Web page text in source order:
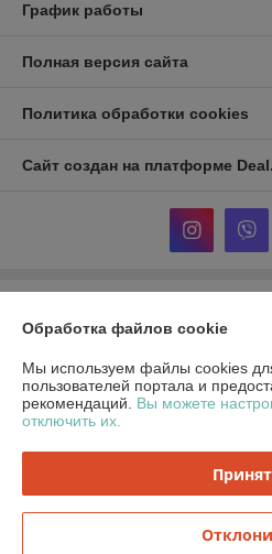
График работы
Полная версия сайта
Политика обработки cookies
Сайт создан на платформе
230023 г. Гродно ул. Большая
Регистрационный номер ЕГР:
Регистрационный орган: Гродненский
Местонахождение книги жалоб и
Обработка файлов cookie
Мы используем файлы cookies
пользователей портала и
рекомендаций. Вы можете
отключить их.